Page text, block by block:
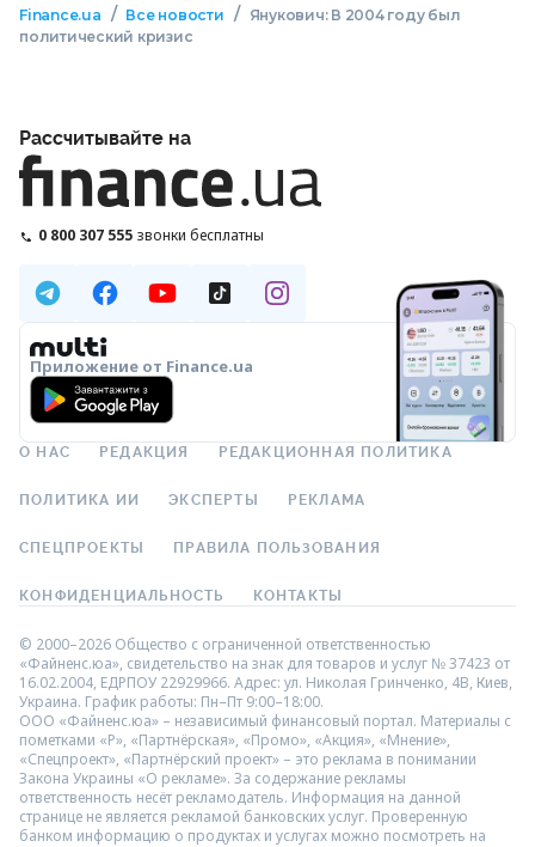
Finance.ua / Все новости /
Янукович: В 2004 году был
политический кризис
Рассчитывайте на
0 800 307 555 звонки бесплатны
Приложение от Finance.ua
О НАС РЕДАКЦИЯ РЕДАКЦИОННАЯ ПОЛИТИКА
ПОЛИТИКА ИИ ЭКСПЕРТЫ РЕКЛАМА
СПЕЦПРОЕКТЫ ПРАВИЛА ПОЛЬЗОВАНИЯ
КОНФИДЕНЦИАЛЬНОСТЬ КОНТАКТЫ
© 2000–2026 Общество с ограниченной ответственностью
«Файненс.юа», свидетельство на знак для товаров и услуг № 37423 от
16.02.2004, ЕДРПОУ 22929966. Адрес: ул. Николая Гринченко, 4В, Киев,
Украина. График работы: Пн–Пт 9:00–18:00.
ООО «Файненс.юа» – независимый финансовый портал. Материалы с
пометками «Р», «Партнёрская», «Промо», «Акция», «Мнение»,
«Спецпроект», «Партнёрский проект» – это реклама в понимании
Закона Украины «О рекламе». За содержание рекламы
ответственность несёт рекламодатель. Информация на данной
странице не является рекламой банковских услуг. Проверенную
банком информацию о продуктах и услугах можно посмотреть на